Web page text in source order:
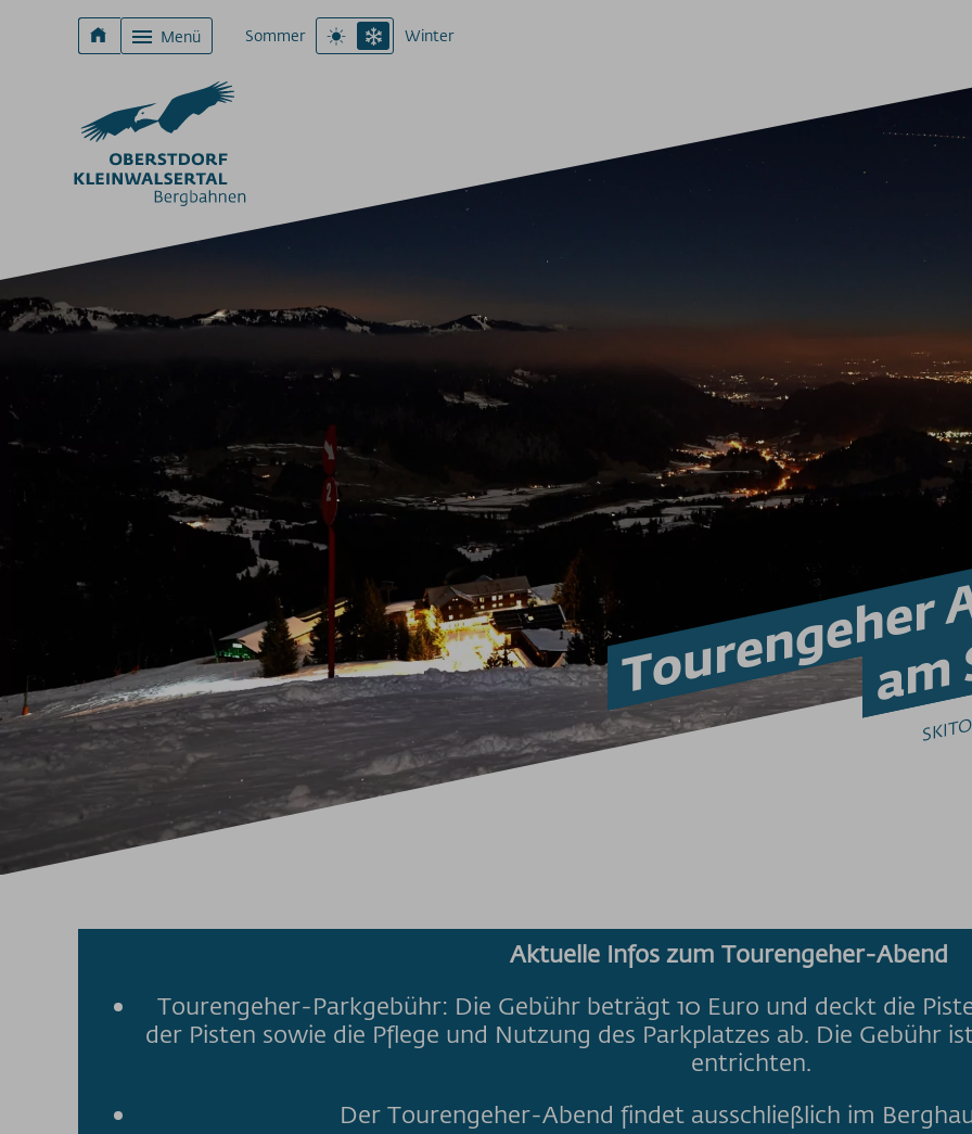
Menü Sommer Winter
Tourengeher
Aktuelle Infos zum Tourengeher-Abend
Tourengeher-Parkgebühr: Die Gebühr beträgt 10 Euro und deckt die
der Pisten sowie die Pflege und Nutzung des Parkplatzes ab. Die Gebühr
entrichten.
Der Tourengeher-Abend findet ausschließlich im